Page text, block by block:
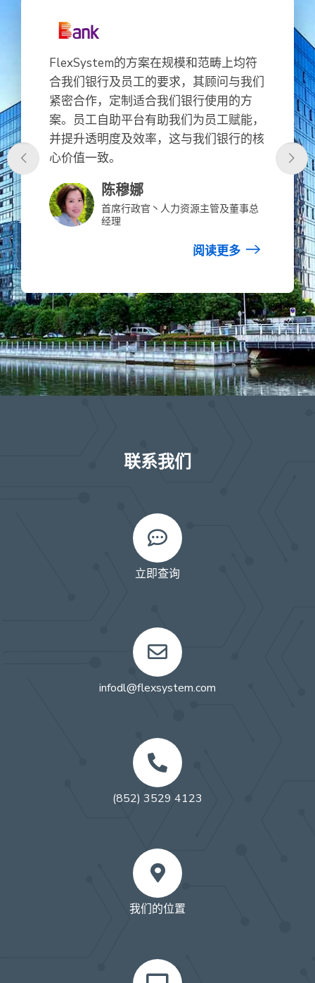
FlexSystem的方案在规模和范畴上均符
合我们银行及员工的要求，其顾问与我们
紧密合作，定制适合我们银行使用的方
案。员工自助平台有助我们为员工赋能，
并提升透明度及效率，这与我们银行的核
心价值一致。
陈穆娜
首席行政官丶人力资源主管及董事总
经理
阅读更多
联系我们
立即查询
infodl@flexsystem.com
(852) 3529 4123
我们的位置